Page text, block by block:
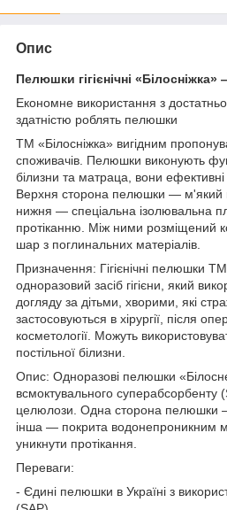
Опис
Пелюшки гігієнічні «Білосніжка»
Економне використання з
здатністю роблять пелюшки
ТМ «Білосніжка» вигідним
споживачів. Пелюшки виконують
білизни та матраца, вони ефективні
Верхня сторона пелюшки — м'який
нижня — спеціальна ізолювальна
протіканню. Між ними розміщений
шар з поглинальних матеріалів.
Призначення: Гігієнічні пелюшки
одноразовий засіб гігієни, який
догляду за дітьми, хворими, які
застосовуються в хірургії, після
косметології. Можуть
постільної білизни.
Опис: Одноразові пелюшки
всмоктувального суперабсорбенту
целюлози. Одна сторона пелюшки
інша — покрита водонепроникним
уникнути протікання.
Переваги:
- Єдині пелюшки в Україні з